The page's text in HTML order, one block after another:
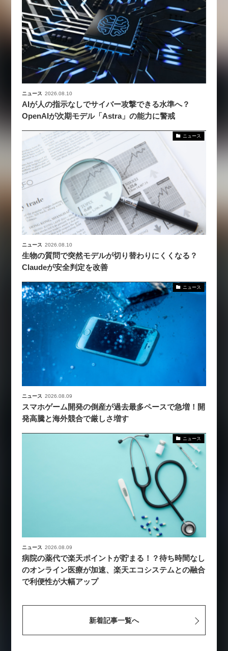
ニュース 2026.08.10
AIが人の指示なしでサイバー攻撃できる水準へ？
OpenAIが次期モデル「Astra」の能力に警戒
ニュース
ニュース 2026.08.10
生物の質問で突然モデルが切り替わりにくくなる？
Claudeが安全判定を改善
ニュース
ニュース 2026.08.09
スマホゲーム開発の倒産が過去最多ペースで急増！開
発高騰と海外競合で厳しさ増す
ニュース
ニュース 2026.08.09
病院の薬代で楽天ポイントが貯まる！？待ち時間なし
のオンライン医療が加速、楽天エコシステムとの融合
で利便性が大幅アップ
新着記事一覧へ